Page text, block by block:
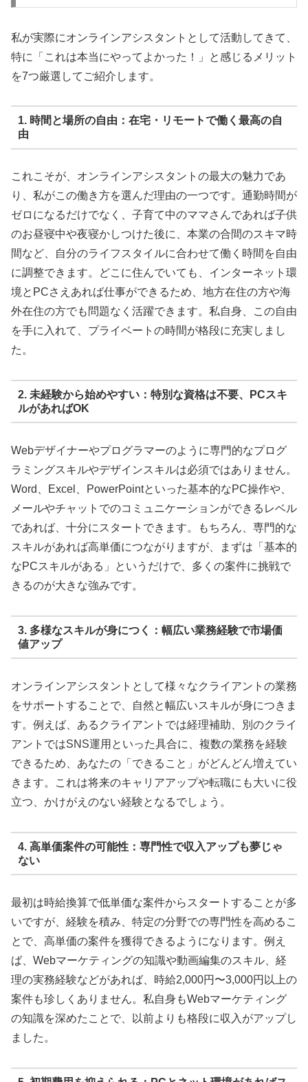
私が実際にオンラインアシスタントとして活動してきて、
特に「これは本当にやってよかった！」と感じるメリット
を7つ厳選してご紹介します。
1. 時間と場所の自由：在宅・リモートで働く最高の自
由
これこそが、オンラインアシスタントの最大の魅力であ
り、私がこの働き方を選んだ理由の一つです。通勤時間が
ゼロになるだけでなく、子育て中のママさんであれば子供
のお昼寝中や夜寝かしつけた後に、本業の合間のスキマ時
間など、自分のライフスタイルに合わせて働く時間を自由
に調整できます。どこに住んでいても、インターネット環
境とPCさえあれば仕事ができるため、地方在住の方や海
外在住の方でも問題なく活躍できます。私自身、この自由
を手に入れて、プライベートの時間が格段に充実しまし
た。
2. 未経験から始めやすい：特別な資格は不要、PCスキ
ルがあればOK
Webデザイナーやプログラマーのように専門的なプログ
ラミングスキルやデザインスキルは必須ではありません。
Word、Excel、PowerPointといった基本的なPC操作や、
メールやチャットでのコミュニケーションができるレベル
であれば、十分にスタートできます。もちろん、専門的な
スキルがあれば高単価につながりますが、まずは「基本的
なPCスキルがある」というだけで、多くの案件に挑戦で
きるのが大きな強みです。
3. 多様なスキルが身につく：幅広い業務経験で市場価
値アップ
オンラインアシスタントとして様々なクライアントの業務
をサポートすることで、自然と幅広いスキルが身につきま
す。例えば、あるクライアントでは経理補助、別のクライ
アントではSNS運用といった具合に、複数の業務を経験
できるため、あなたの「できること」がどんどん増えてい
きます。これは将来のキャリアアップや転職にも大いに役
立つ、かけがえのない経験となるでしょう。
4. 高単価案件の可能性：専門性で収入アップも夢じゃ
ない
最初は時給換算で低単価な案件からスタートすることが多
いですが、経験を積み、特定の分野での専門性を高めるこ
とで、高単価の案件を獲得できるようになります。例え
ば、Webマーケティングの知識や動画編集のスキル、経
理の実務経験などがあれば、時給2,000円〜3,000円以上の
案件も珍しくありません。私自身もWebマーケティング
の知識を深めたことで、以前よりも格段に収入がアップし
ました。